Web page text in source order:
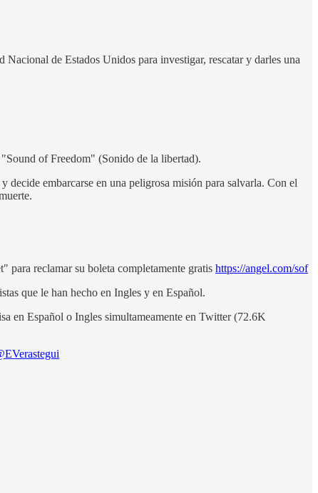
de Estados Unidos para investigar, rescatar y darles una
of Freedom" (Sonido de la libertad).
decide embarcarse en una peligrosa misión para salvarla. Con el
para reclamar su boleta completamente gratis https://angel.com/sof
que le han hecho en Ingles y en Español.
en Español o Ingles simultameamente en Twitter (72.6K